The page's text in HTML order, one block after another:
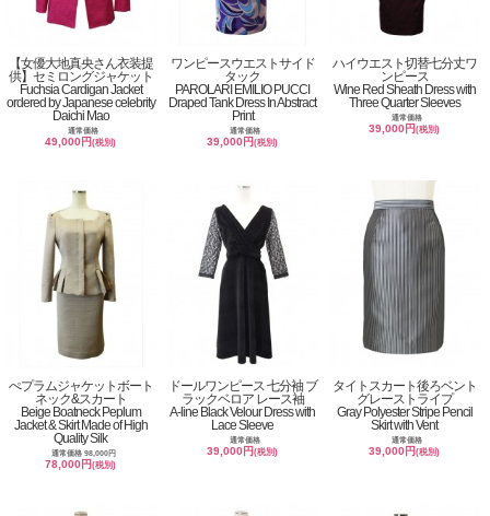
【女優大地真央さん衣装提
供】セミロングジャケット
Fuchsia Cardigan Jacket
ordered by Japanese celebrity
Daichi Mao
通常価格
49,000円(税別)
ワンピースウエストサイド
タック
PAROLARI EMILIO PUCCI
Draped Tank Dress In Abstract
Print
通常価格
39,000円(税別)
ハイウエスト切替七分丈ワ
ンピース
Wine Red Sheath Dress with
Three Quarter Sleeves
通常価格
39,000円(税別)
ぺプラムジャケットボート
ネック&スカート
Beige Boatneck Peplum
Jacket & Skirt Made of High
Quality Silk
通常価格 98,000円
78,000円(税別)
ドールワンピース 七分袖 ブ
ラックベロア レース袖
A-line Black Velour Dress with
Lace Sleeve
通常価格
39,000円(税別)
タイトスカート後ろベント
グレーストライプ
Gray Polyester Stripe Pencil
Skirt with Vent
通常価格
39,000円(税別)